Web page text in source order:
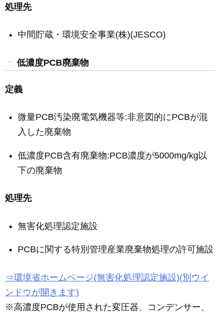
処理先
中間貯蔵・環境安全事業(株)(JESCO)
低濃度PCB廃棄物
定義
微量PCB汚染廃電気機器等:非意図的にPCBが混
入した廃棄物
低濃度PCB含有廃棄物:PCB濃度が5000mg/kg以
下の廃棄物
処理先
無害化処理認定施設
PCBに関する特別管理産業廃棄物処理の許可施設
⇒環境省ホームページ(無害化処理認定施設)(別ウイ
ンドウが開きます)
※高濃度PCBが使用された変圧器、コンデンサー、